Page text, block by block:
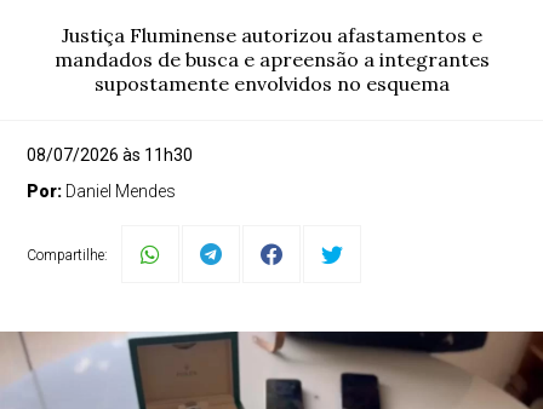
Justiça Fluminense autorizou afastamentos e
mandados de busca e apreensão a integrantes
supostamente envolvidos no esquema
08/07/2026 às 11h30
Por: Daniel Mendes
Compartilhe: